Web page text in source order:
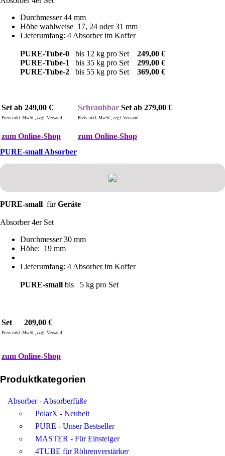
Durchmesser 44 mm
Höhe wahlweise 17, 24 oder 31 mm
Lieferumfang: 4 Absorber im Koffer
PURE-Tube-0 bis 12 kg pro Set 249,00 €
PURE-Tube-1
bis 35 kg pro Set 299,00 €
PURE-Tube-2
bis 55 kg pro Set 369,00 €
Set ab 249,00 €
Preis inkl. MwSt., zzgl. Versand
Schraubbar Set ab 279,00 €
Preis inkl. MwSt., zzgl. Versand
zum Online-Shop
zum Online-Shop
PURE-small Absorber
PURE-small fürGeräte
Absorber 4er Set
Durchmesser 30 mm
Höhe: 19 mm
Lieferumfang: 4 Absorber im Koffer
PURE-small bis 5 kg pro Set
Set 209,00 €
Preis inkl. MwSt., zzgl. Versand
zum Online-Shop
Produktkategorien
Absorber - Absorberfüße
PolarX - Neuheit
PURE - Unser Bestseller
MASTER - Für Einsteiger
4TUBE für Röhrenverstärker